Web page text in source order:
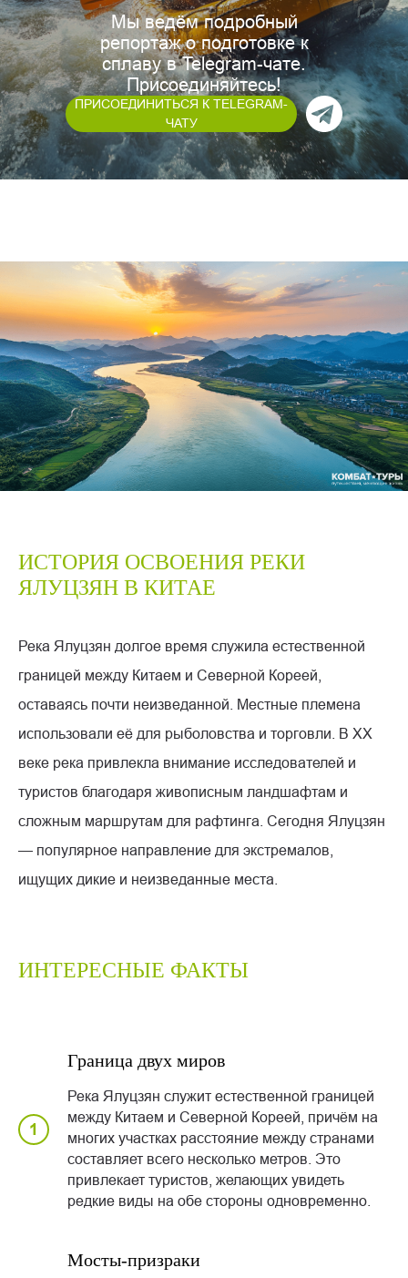
Мы ведём подробный
репортаж о подготовке к
сплаву в Telegram-чате.
Присоединяйтесь!
ПРИСОЕДИНИТЬСЯ К TELEGRAM-
ЧАТУ
ИСТОРИЯ ОСВОЕНИЯ РЕКИ
ЯЛУЦЗЯН В КИТАЕ
Река Ялуцзян долгое время служила естественной
границей между Китаем и Северной Кореей,
оставаясь почти неизведанной. Местные племена
использовали её для рыболовства и торговли. В XX
веке река привлекла внимание исследователей и
туристов благодаря живописным ландшафтам и
сложным маршрутам для рафтинга. Сегодня Ялуцзян
— популярное направление для экстремалов,
ищущих дикие и неизведанные места.
ИНТЕРЕСНЫЕ ФАКТЫ
Граница двух миров
Река Ялуцзян служит естественной границей
между Китаем и Северной Кореей, причём на
многих участках расстояние между странами
составляет всего несколько метров. Это
привлекает туристов, желающих увидеть
редкие виды на обе стороны одновременно.
Мосты-призраки